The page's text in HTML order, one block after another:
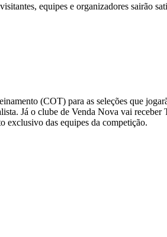
equipes e organizadores sairão
(COT) para as seleções que
Já o clube de Venda Nova vai
exclusivo das equipes da competição.